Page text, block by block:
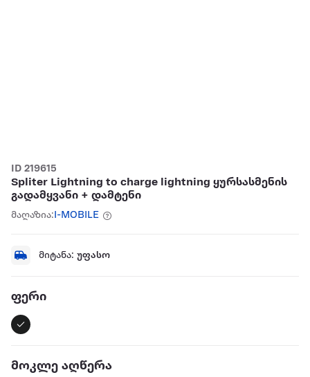
ID 219615
Spliter Lightning to charge lightning ყურსასმენის
გადამყვანი + დამტენი
მაღაზია:I-MOBILE
მიტანა: უფასო
ფერი
მოკლე აღწერა